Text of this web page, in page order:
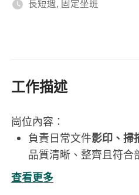
長短週, 固定坐班
工作描述
崗位內容：
負責日常文件影印、掃
品質清晰、整齊且符合
協助整理、歸檔及分發
系統有序運作
查看更多